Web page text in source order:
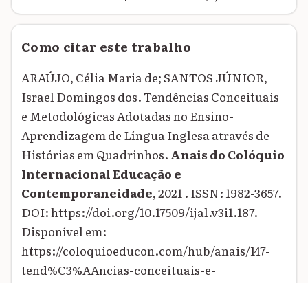
Como citar este trabalho
ARAÚJO, Célia Maria de; SANTOS JÚNIOR,
Israel Domingos dos. Tendências Conceituais
e Metodológicas Adotadas no Ensino-
Aprendizagem de Língua Inglesa através de
Histórias em Quadrinhos. Anais do Colóquio
Internacional Educação e
Contemporaneidade, 2021 . ISSN: 1982-3657.
DOI: https://doi.org/10.17509/ijal.v3i1.187.
Disponível em:
https://coloquioeducon.com/hub/anais/147-
tend%C3%AAncias-conceituais-e-